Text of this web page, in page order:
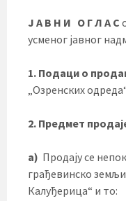
Ј А В Н И О Г Л А С
усменог јавног
1. Подаци о
„Озренских
2. Предмет
a) Продају се
грађевинско
Калуђерица“ и то: